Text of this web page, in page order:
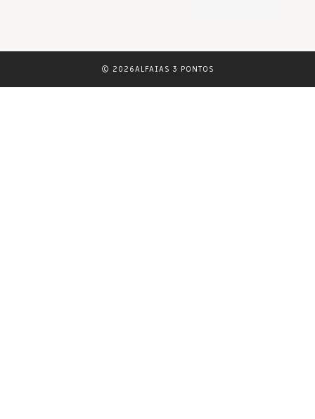
© 2026ALFAIAS 3 PONTOS